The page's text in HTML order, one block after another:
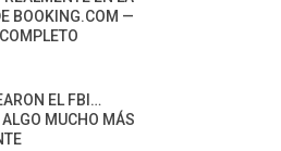
BOOKING.COM —
EL FBI…
MUCHO MÁS